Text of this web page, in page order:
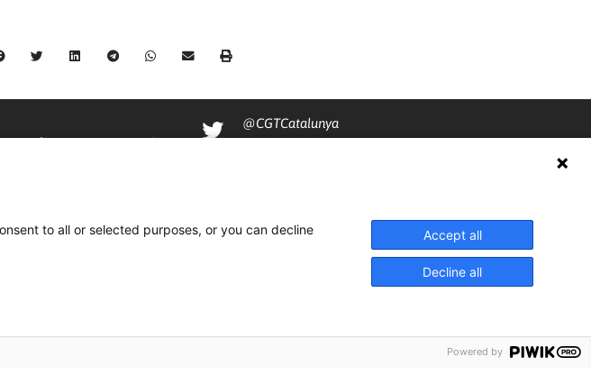
Baixos – 08014 Barcelona
@CGTCatalunya
cgtcatalunya
to all or selected purposes, or you can decline
Accept all
Decline all
Powered by